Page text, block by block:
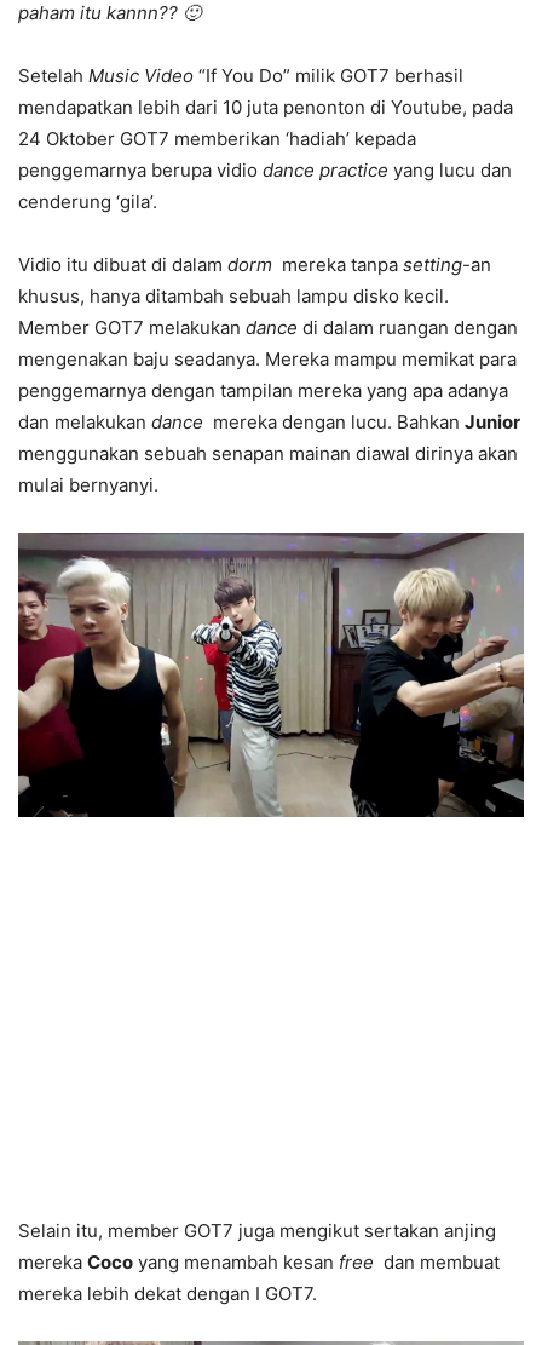
paham itu kannn?? 🙂
Setelah Music Video “If You Do” milik GOT7 berhasil
mendapatkan lebih dari 10 juta penonton di Youtube, pada
24 Oktober GOT7 memberikan ‘hadiah’ kepada
penggemarnya berupa vidio dance practice yang lucu dan
cenderung ‘gila’.
Vidio itu dibuat di dalam dorm mereka tanpa setting-an
khusus, hanya ditambah sebuah lampu disko kecil.
Member GOT7 melakukan dance di dalam ruangan dengan
mengenakan baju seadanya. Mereka mampu memikat para
penggemarnya dengan tampilan mereka yang apa adanya
dan melakukan dance mereka dengan lucu. Bahkan Junior
menggunakan sebuah senapan mainan diawal dirinya akan
mulai bernyanyi.
Selain itu, member GOT7 juga mengikut sertakan anjing
mereka Coco yang menambah kesan free dan membuat
mereka lebih dekat dengan I GOT7.